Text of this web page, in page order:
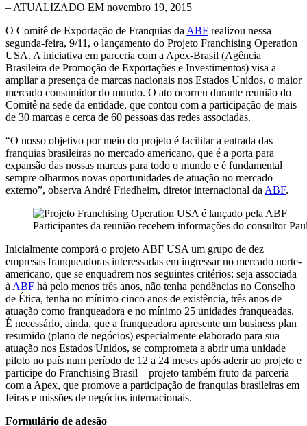
– ATUALIZADO EM novembro 19, 2015
O Comitê de Exportação de Franquias da ABF realizou nessa
segunda-feira, 9/11, o lançamento do Projeto Franchising Operation
USA. A iniciativa em parceria com a Apex-Brasil (Agência
Brasileira de Promoção de Exportações e Investimentos) visa a
ampliar a presença de marcas nacionais nos Estados Unidos, o maior
mercado consumidor do mundo. O ato ocorreu durante reunião do
Comitê na sede da entidade, que contou com a participação de mais
de 30 marcas e cerca de 60 pessoas das redes associadas.
“O nosso objetivo por meio do projeto é facilitar a entrada das
franquias brasileiras no mercado americano, que é a porta para
expansão das nossas marcas para todo o mundo e é fundamental
sempre olharmos novas oportunidades de atuação no mercado
externo”, observa André Friedheim, diretor internacional da ABF.
Participantes da reunião recebem informações do consultor
Inicialmente comporá o projeto ABF USA um grupo de dez
empresas franqueadoras interessadas em ingressar no mercado norte-
americano, que se enquadrem nos seguintes critérios: seja associada
à ABF há pelo menos três anos, não tenha pendências no Conselho
de Ética, tenha no mínimo cinco anos de existência, três anos de
atuação como franqueadora e no mínimo 25 unidades franqueadas.
É necessário, ainda, que a franqueadora apresente um business plan
resumido (plano de negócios) especialmente elaborado para sua
atuação nos Estados Unidos, se comprometa a abrir uma unidade
piloto no país num período de 12 a 24 meses após aderir ao projeto e
participe do Franchising Brasil – projeto também fruto da parceria
com a Apex, que promove a participação de franquias brasileiras em
feiras e missões de negócios internacionais.
Formulário de adesão